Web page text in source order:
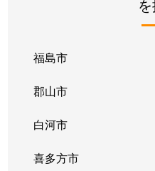
福島市
郡山市
白河市
喜多方市